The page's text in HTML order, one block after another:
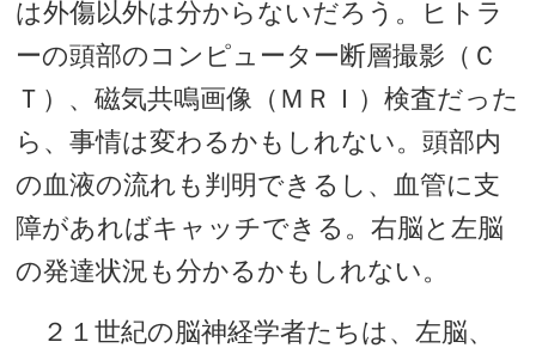
は外傷以外は分からないだろう。ヒトラ
ーの頭部のコンピューター断層撮影（Ｃ
Ｔ）、磁気共鳴画像（ＭＲＩ）検査だった
ら、事情は変わるかもしれない。頭部内
の血液の流れも判明できるし、血管に支
障があればキャッチできる。右脳と左脳
の発達状況も分かるかもしれない。
２１世紀の脳神経学者たちは、左脳、